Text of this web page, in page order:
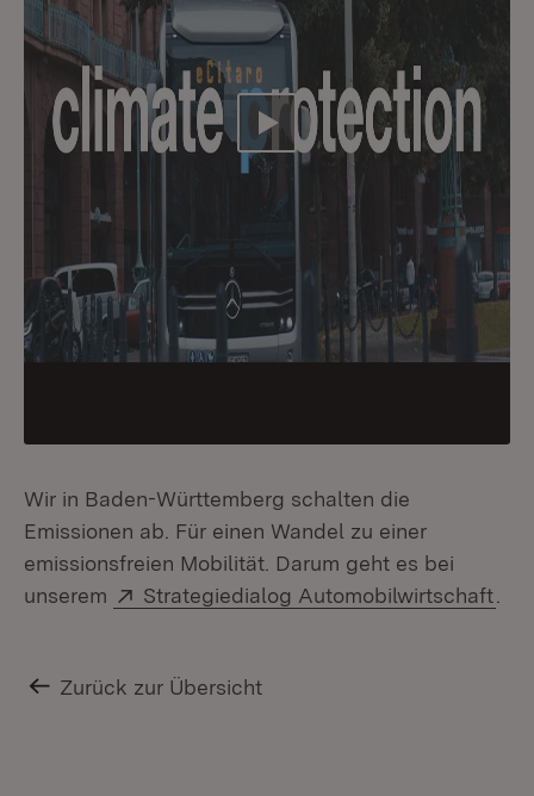
Video abspielen
Wir in Baden-Württemberg schalten die
Emissionen ab. Für einen Wandel zu einer
emissionsfreien Mobilität. Darum geht es bei
unserem
Extern:
Strategiedialog Automobilwirtschaft
Zurück zur Übersicht